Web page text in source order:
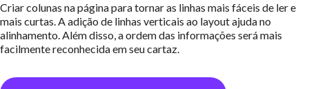
Criar colunas na página para tornar as linhas mais fáceis de ler e
mais curtas. A adição de linhas verticais ao layout ajuda no
alinhamento. Além disso, a ordem das informações será mais
facilmente reconhecida em seu cartaz.